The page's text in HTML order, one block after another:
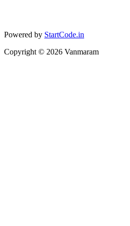
Powered by StartCode.in
Copyright © 2026 Vanmaram